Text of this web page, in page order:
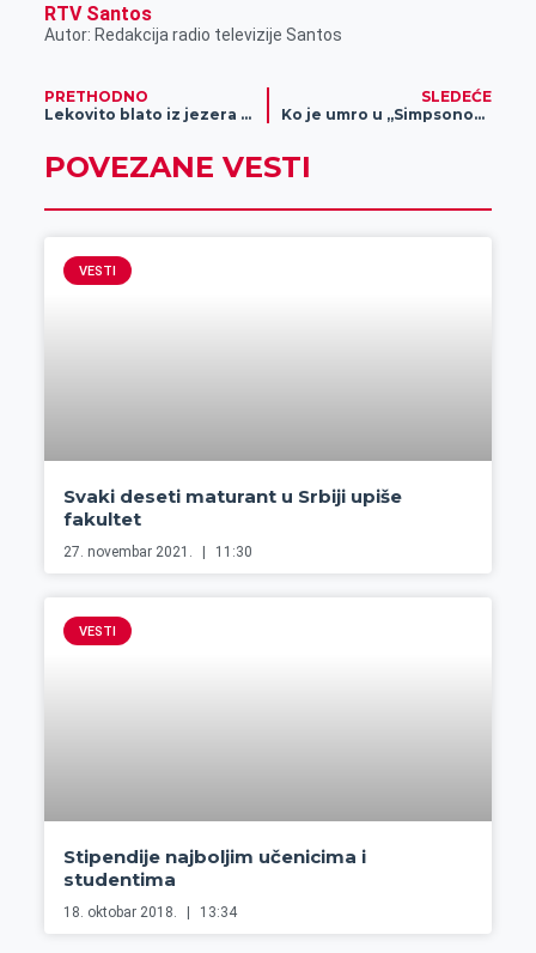
RTV Santos
Autor: Redakcija radio televizije Santos
PRETHODNO
Lekovito blato iz jezera „Velika Rusanda“
SLEDEĆE
Ko je umro u „Simpsonovima“? Razočaranje!
POVEZANE VESTI
VESTI
Svaki deseti maturant u Srbiji upiše
fakultet
27. novembar 2021. 11:30
VESTI
Stipendije najboljim učenicima i
studentima
18. oktobar 2018. 13:34